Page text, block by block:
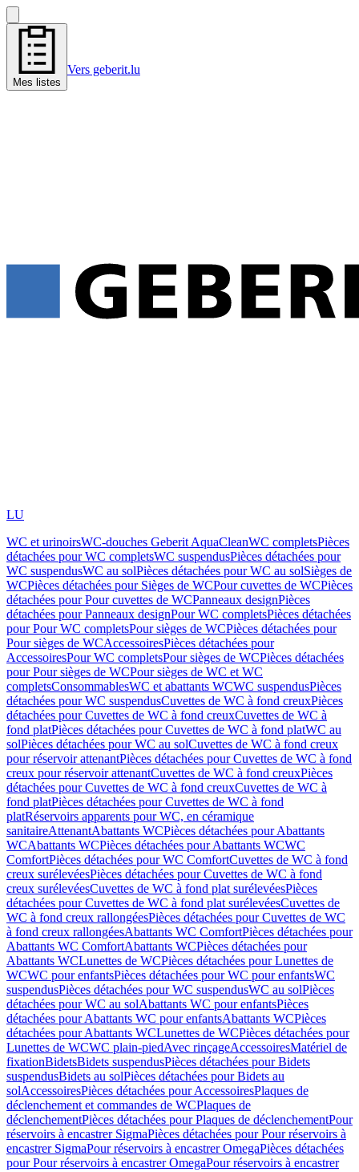
Mes listes
Vers geberit.lu
LU
WC et urinoirsWC-douches Geberit AquaCleanWC completsPièces
détachées pour WC completsWC suspendusPièces détachées pour
WC suspendusWC au solPièces détachées pour WC au solSièges de
WCPièces détachées pour Sièges de WCPour cuvettes de WCPièces
détachées pour Pour cuvettes de WCPanneaux designPièces
détachées pour Panneaux designPour WC completsPièces détachées
pour Pour WC completsPour sièges de WCPièces détachées pour
Pour sièges de WCAccessoiresPièces détachées pour
AccessoiresPour WC completsPour sièges de WCPièces détachées
pour Pour sièges de WCPour sièges de WC et WC
completsConsommablesWC et abattants WCWC suspendusPièces
détachées pour WC suspendusCuvettes de WC à fond creuxPièces
détachées pour Cuvettes de WC à fond creuxCuvettes de WC à
fond platPièces détachées pour Cuvettes de WC à fond platWC au
solPièces détachées pour WC au solCuvettes de WC à fond creux
pour réservoir attenantPièces détachées pour Cuvettes de WC à fond
creux pour réservoir attenantCuvettes de WC à fond creuxPièces
détachées pour Cuvettes de WC à fond creuxCuvettes de WC à
fond platPièces détachées pour Cuvettes de WC à fond
platRéservoirs apparents pour WC, en céramique
sanitaireAttenantAbattants WCPièces détachées pour Abattants
WCAbattants WCPièces détachées pour Abattants WCWC
ComfortPièces détachées pour WC ComfortCuvettes de WC à fond
creux surélevéesPièces détachées pour Cuvettes de WC à fond
creux surélevéesCuvettes de WC à fond plat surélevéesPièces
détachées pour Cuvettes de WC à fond plat surélevéesCuvettes de
WC à fond creux rallongéesPièces détachées pour Cuvettes de WC
à fond creux rallongéesAbattants WC ComfortPièces détachées pour
Abattants WC ComfortAbattants WCPièces détachées pour
Abattants WCLunettes de WCPièces détachées pour Lunettes de
WCWC pour enfantsPièces détachées pour WC pour enfantsWC
suspendusPièces détachées pour WC suspendusWC au solPièces
détachées pour WC au solAbattants WC pour enfantsPièces
détachées pour Abattants WC pour enfantsAbattants WCPièces
détachées pour Abattants WCLunettes de WCPièces détachées pour
Lunettes de WCWC plain-piedAvec rinçageAccessoiresMatériel de
fixationBidetsBidets suspendusPièces détachées pour Bidets
suspendusBidets au solPièces détachées pour Bidets au
solAccessoiresPièces détachées pour AccessoiresPlaques de
déclenchement et commandes de WCPlaques de
déclenchementPièces détachées pour Plaques de déclenchementPour
réservoirs à encastrer SigmaPièces détachées pour Pour réservoirs à
encastrer SigmaPour réservoirs à encastrer OmegaPièces détachées
pour Pour réservoirs à encastrer OmegaPour réservoirs à encastrer